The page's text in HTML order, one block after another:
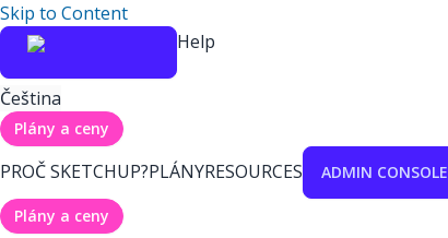
Skip to Content
Help
Čeština
Plány a ceny
PROČ SKETCHUP?PLÁNYRESOURCES ADMIN CONSOLE
Plány a ceny